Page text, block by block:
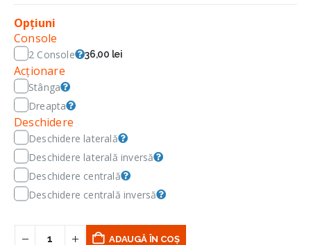
Opțiuni
Console
2 Console 36,00 lei
Acționare
Stânga
Dreapta
Deschidere
Deschidere laterală
Deschidere laterală inversă
Deschidere centrală
Deschidere centrală inversă
ADAUGĂ ÎN COȘ